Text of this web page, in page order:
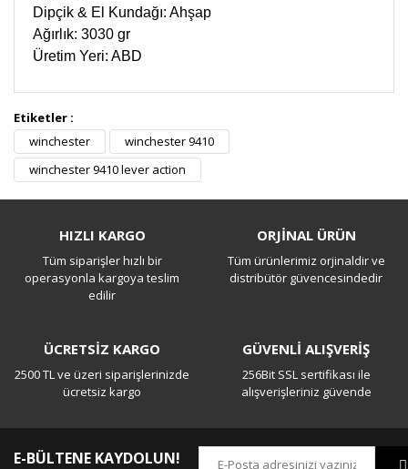
Dipçik & El Kundağı: Ahşap
Ağırlık: 3030 gr
Üretim Yeri: ABD
Bu ürüne ilk yorumu siz yapın!
Yorum Yaz
Etiketler :
winchester
winchester 9410
winchester 9410 lever action
HIZLI KARGO
Tüm siparişler hızlı bir
operasyonla kargoya teslim
edilir
ORJİNAL ÜRÜN
Tüm ürünlerimiz orjinaldir ve
distribütör güvencesindedir
ÜCRETSİZ KARGO
2500 TL ve üzeri siparişlerinizde
ücretsiz kargo
GÜVENLİ ALIŞVERİŞ
256Bit SSL sertifikası ile
alışverişleriniz güvende
E-BÜLTENE KAYDOLUN!